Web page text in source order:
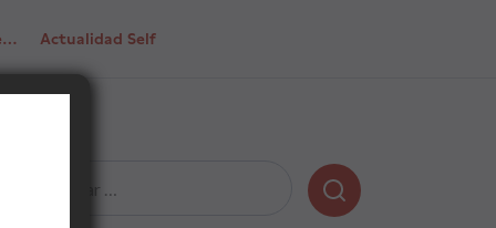
Actualidad Self